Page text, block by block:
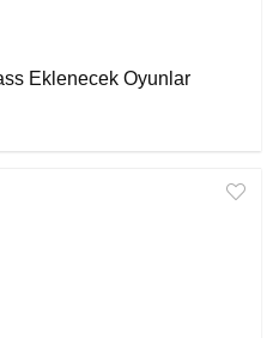
Eklenecek Oyunlar